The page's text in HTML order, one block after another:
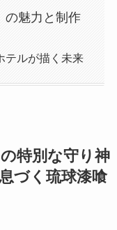
の魅力と制作
テルが描く未来
特別な守り神
づく琉球漆喰